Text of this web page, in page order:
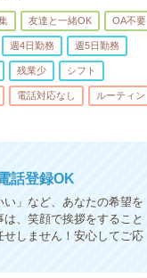
友達と一緒OK OA不要
週4日勤務 週5日勤務
残業少 シフト
電話対応なし ルーティン
話登録OK
」など、あなたの希望を
、笑顔で挨拶をすること
しません！安心してご応